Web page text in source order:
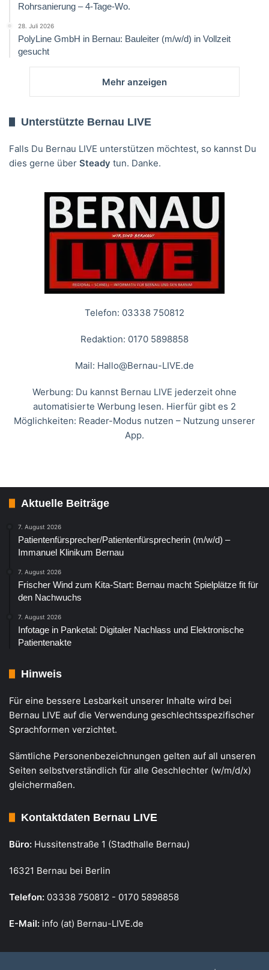
Rohrsanierung – 4-Tage-Wo.
28. Juli 2026
PolyLine GmbH in Bernau: Bauleiter (m/w/d) in Vollzeit
gesucht
Mehr anzeigen
Unterstützte Bernau LIVE
Falls Du Bernau LIVE unterstützen möchtest, so kannst Du
dies gerne über Steady tun. Danke.
Telefon: 03338 750812
Redaktion: 0170 5898858
Mail: Hallo@Bernau-LIVE.de
Werbung: Du kannst Bernau LIVE jederzeit ohne
automatisierte Werbung lesen. Hierfür gibt es 2
Möglichkeiten: Reader-Modus nutzen – Nutzung unserer
App.
Aktuelle Beiträge
7. August 2026
Patientenfürsprecher/Patientenfürsprecherin (m/w/d) –
Immanuel Klinikum Bernau
7. August 2026
Frischer Wind zum Kita-Start: Bernau macht Spielplätze fit für
den Nachwuchs
7. August 2026
Infotage in Panketal: Digitaler Nachlass und Elektronische
Patientenakte
Hinweis
Für eine bessere Lesbarkeit unserer Inhalte wird bei
Bernau LIVE auf die Verwendung geschlechtsspezifischer
Sprachformen verzichtet.
Sämtliche Personenbezeichnungen gelten auf all unseren
Seiten selbstverständlich für alle Geschlechter (w/m/d/x)
gleichermaßen.
Kontaktdaten Bernau LIVE
Büro: Hussitenstraße 1 (Stadthalle Bernau)
16321 Bernau bei Berlin
Telefon: 03338 750812 - 0170 5898858
E-Mail: info (at) Bernau-LIVE.de